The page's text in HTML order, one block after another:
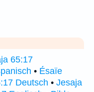
65:17
• Ésaïe
Deutsch • Jesaja